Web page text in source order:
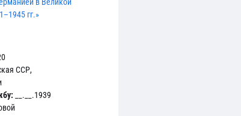
гг.»
ССР,
__.__.1939